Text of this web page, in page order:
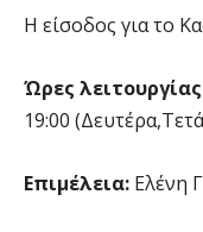
Η είσοδος για το
Ώρες λειτουργίας
19:00
Επιμέλεια: Ελένη